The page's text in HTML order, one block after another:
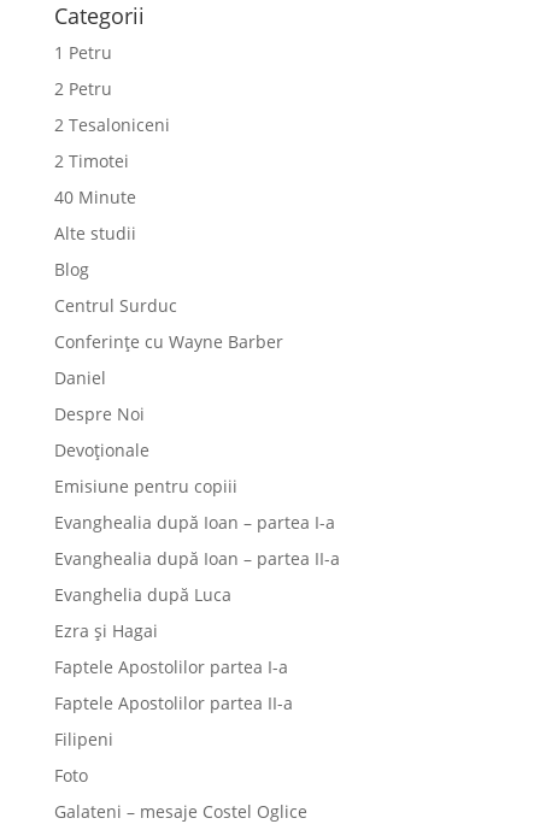
Categorii
1 Petru
2 Petru
2 Tesaloniceni
2 Timotei
40 Minute
Alte studii
Blog
Centrul Surduc
Conferințe cu Wayne Barber
Daniel
Despre Noi
Devoționale
Emisiune pentru copiii
Evanghealia după Ioan – partea I-a
Evanghealia după Ioan – partea II-a
Evanghelia după Luca
Ezra și Hagai
Faptele Apostolilor partea I-a
Faptele Apostolilor partea II-a
Filipeni
Foto
Galateni – mesaje Costel Oglice